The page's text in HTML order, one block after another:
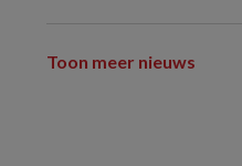
Toon meer nieuws